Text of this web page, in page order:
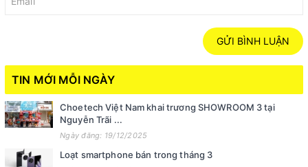
GỬI BÌNH LUẬN
TIN MỚI MỖI NGÀY
Choetech Việt Nam khai trương SHOWROOM 3 tại
Nguyễn Trãi ...
Ngày đăng: 19/12/2025
Loạt smartphone bán trong tháng 3